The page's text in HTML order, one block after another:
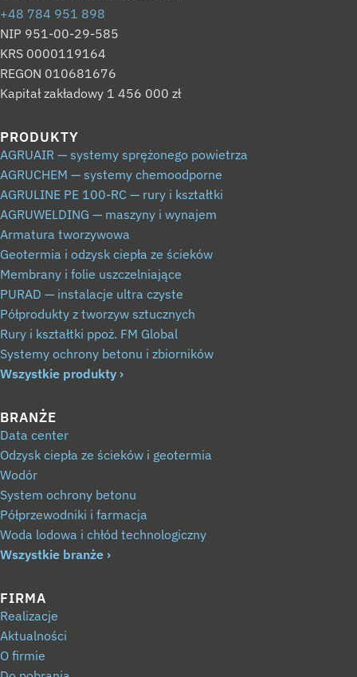
+48 784 951 898
NIP 951-00-29-585
KRS 0000119164
REGON 010681676
Kapitał zakładowy 1 456 000 zł
PRODUKTY
AGRUAIR — systemy sprężonego powietrza
AGRUCHEM — systemy chemoodporne
AGRULINE PE 100-RC — rury i kształtki
AGRUWELDING — maszyny i wynajem
Armatura tworzywowa
Geotermia i odzysk ciepła ze ścieków
Membrany i folie uszczelniające
PURAD — instalacje ultra czyste
Półprodukty z tworzyw sztucznych
Rury i kształtki ppoż. FM Global
Systemy ochrony betonu i zbiorników
Wszystkie produkty
BRANŻE
Data center
Odzysk ciepła ze ścieków i geotermia
Wodór
System ochrony betonu
Półprzewodniki i farmacja
Woda lodowa i chłód technologiczny
Wszystkie branże
FIRMA
Realizacje
Aktualności
O firmie